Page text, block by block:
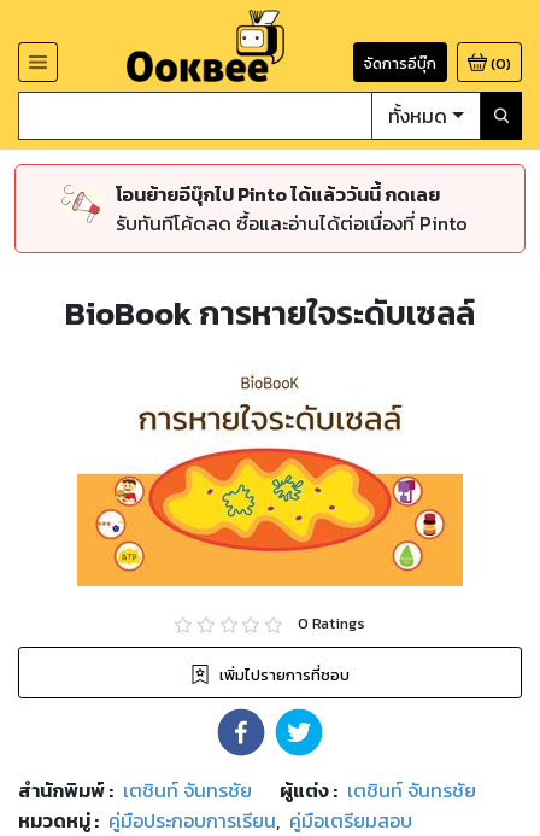
จัดการอีบุ๊ก (0)
ทั้งหมด
โอนย้ายอีบุ๊กไป Pinto ได้แล้ววันนี้ กดเลย
รับทันทีโค้ดลด ซื้อและอ่านได้ต่อเนื่องที่ Pinto
BioBook การหายใจระดับเซลล์
0 Ratings
เพิ่มไปรายการที่ชอบ
สำนักพิมพ์: เตชินท์ จันทรชัย ผู้แต่ง : เตชินท์ จันทรชัย
หมวดหมู่: คู่มือประกอบการเรียน, คู่มือเตรียมสอบ